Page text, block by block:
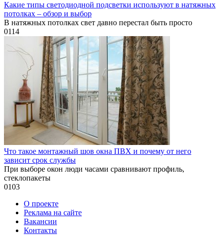
Какие типы светодиодной подсветки используют в натяжных
потолках – обзор и выбор
В натяжных потолках свет давно перестал быть просто
0114
Что такое монтажный шов окна ПВХ и почему от него
зависит срок службы
При выборе окон люди часами сравнивают профиль,
стеклопакеты
0103
О проекте
Реклама на сайте
Вакансии
Контакты